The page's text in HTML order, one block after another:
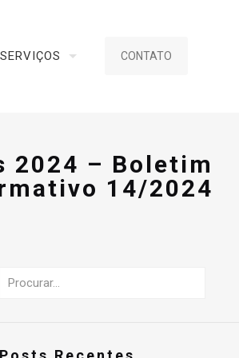
SERVIÇOS CONTATO
2024 – Boletim
14/2024